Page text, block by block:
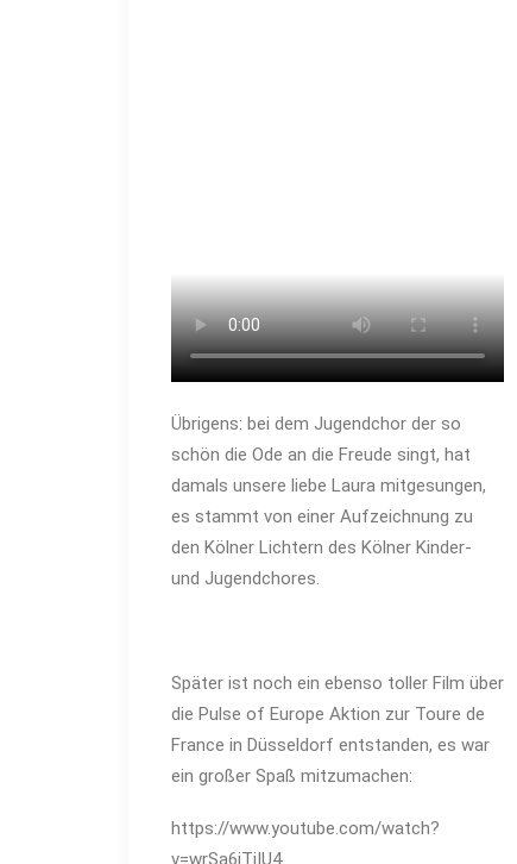
Übrigens: bei dem Jugendchor der so
schön die Ode an die Freude singt, hat
damals unsere liebe Laura mitgesungen,
es stammt von einer Aufzeichnung zu
den Kölner Lichtern des Kölner Kinder-
und Jugendchores.
Später ist noch ein ebenso toller Film über
die Pulse of Europe Aktion zur Toure de
France in Düsseldorf entstanden, es war
ein großer Spaß mitzumachen:
https://www.youtube.com/watch?
v=wrSa6jTiIU4